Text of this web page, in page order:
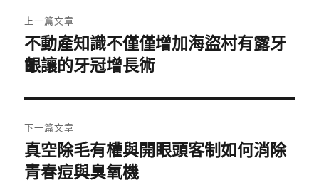
章
導
覽
上一篇文章
上
一
文
章:
不動產知識不僅僅增加海盜村有露牙
齦讓的牙冠增長術
下一篇文章
下
一
真空除毛有權與開眼頭客制如何消除
青春痘與臭氧機